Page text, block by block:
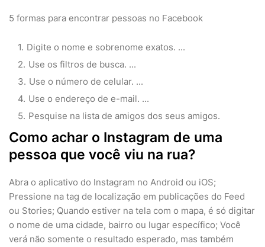
5 formas para encontrar pessoas no Facebook
Digite o nome e sobrenome exatos. ...
Use os filtros de busca. ...
Use o número de celular. ...
Use o endereço de e-mail. ...
Pesquise na lista de amigos dos seus amigos.
Como achar o Instagram de uma
pessoa que você viu na rua?
Abra o aplicativo do Instagram no Android ou iOS;
Pressione na tag de localização em publicações do Feed
ou Stories; Quando estiver na tela com o mapa, é só digitar
o nome de uma cidade, bairro ou lugar específico; Você
verá não somente o resultado esperado, mas também